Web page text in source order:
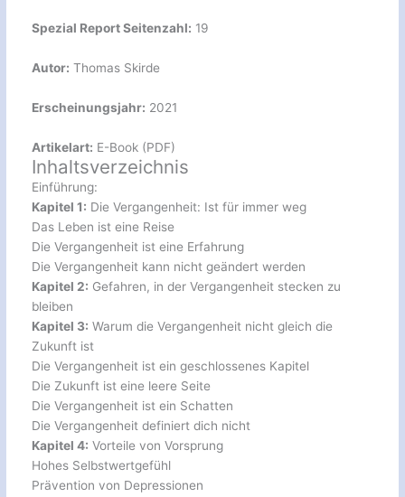
Spezial Report Seitenzahl: 19
Autor: Thomas Skirde
Erscheinungsjahr: 2021
Artikelart: E-Book (PDF)
Inhaltsverzeichnis
Einführung:
Kapitel 1: Die Vergangenheit: Ist für immer weg
Das Leben ist eine Reise
Die Vergangenheit ist eine Erfahrung
Die Vergangenheit kann nicht geändert werden
Kapitel 2: Gefahren, in der Vergangenheit stecken zu
bleiben
Kapitel 3: Warum die Vergangenheit nicht gleich die
Zukunft ist
Die Vergangenheit ist ein geschlossenes Kapitel
Die Zukunft ist eine leere Seite
Die Vergangenheit ist ein Schatten
Die Vergangenheit definiert dich nicht
Kapitel 4: Vorteile von Vorsprung
Hohes Selbstwertgefühl
Prävention von Depressionen